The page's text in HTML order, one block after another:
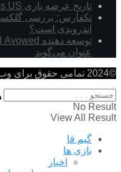
تاریخ عرضه بازی HELL is US فاش شد
اندرویدی است؟
عنوان می‌گوید
©2024 تمامی حقوق برای وب سایت game-fa.xyz محفوظ است
No Result
View All Result
گیم فا
بازی ها
اخبار